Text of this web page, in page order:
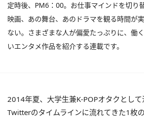
定時後、PM6：00。お仕事マインドを切り
映画、あの舞台、あのドラマを観る時間が
ない。さまざまな人が偏愛たっぷりに、働
いエンタメ作品を紹介する連載です。
2014年夏、大学生兼K-POPオタクとして
Twitterのタイムラインに流れてきた1枚